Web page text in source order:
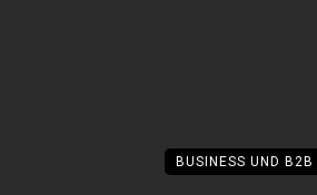
BUSINESS UND B2B